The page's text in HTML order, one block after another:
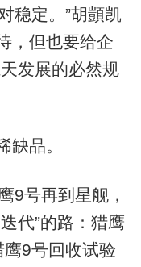
稳定。”胡顗凯
，但也要给企
发展的必然规
品。
号再到星舰，
代”的路：猎鹰
9号回收试验